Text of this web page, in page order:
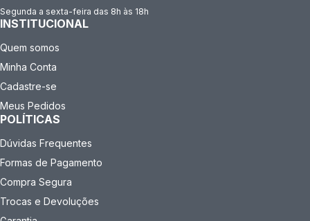
Segunda a sexta-feira das 8h às 18h
INSTITUCIONAL
Quem somos
Minha Conta
Cadastre-se
Meus Pedidos
POLÍTICAS
Dúvidas Frequentes
Formas de Pagamento
Compra Segura
Trocas e Devoluções